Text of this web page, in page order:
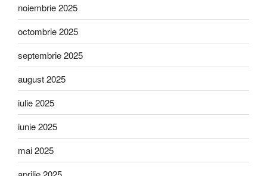
noiembrie 2025
octombrie 2025
septembrie 2025
august 2025
iulie 2025
iunie 2025
mai 2025